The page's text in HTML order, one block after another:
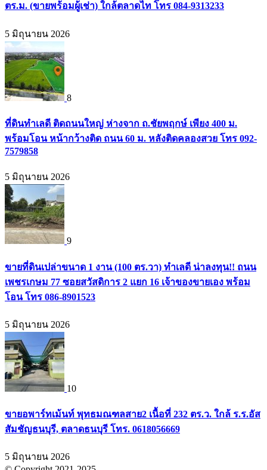
ตร.ม. (ขายพร้อมผู้เช่า) ใกล้ตลาดไท โทร 084-9313233
5 มิถุนายน 2026
8
ที่ดินทำเลดี ติดถนนใหญ่ ห่างจาก ถ.ชัยพฤกษ์ เพียง 400 ม.
พร้อมโอน หน้ากว้างติด ถนน 60 ม. หลังติดคลองสวย โทร 092-
7579858
5 มิถุนายน 2026
9
ขายที่ดินเปล่าขนาด 1 งาน (100 ตร.วา) ทำเลดี น่าลงทุน!! ถนน
เพชรเกษม 77 ซอยสวัสดิการ 2 แยก 16 เจ้าของขายเอง พร้อม
โอน โทร 086-8901523
5 มิถุนายน 2026
10
ขายอพาร์ทเม้นท์ พุทธมณฑลสาย2 เนื้อที่ 232 ตร.ว. ใกล้ ร.ร.อัส
สัมชัญธนบุรี, ตลาดธนบุรี โทร. 0618056669
5 มิถุนายน 2026